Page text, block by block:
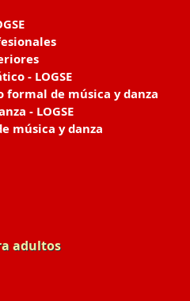
- LOGSE
formal de música y danza
- LOGSE
música y danza
adultos